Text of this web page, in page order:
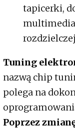
tapicerki,
Tuning
nazwą chip
polega na
Poprzez